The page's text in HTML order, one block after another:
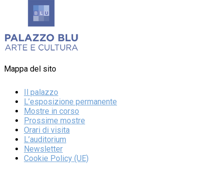
Mappa del sito
Il palazzo
L’esposizione permanente
Mostre in corso
Prossime mostre
Orari di visita
L’auditorium
Newsletter
Cookie Policy (UE)